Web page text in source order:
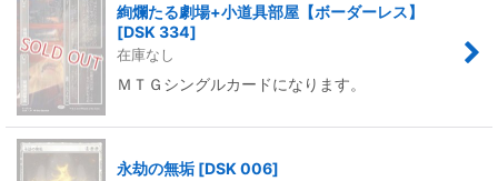
絢爛たる劇場+小道具部屋【ボーダーレス】
[DSK 334]
在庫なし
ＭＴＧシングルカードになります。
永劫の無垢 [DSK 006]